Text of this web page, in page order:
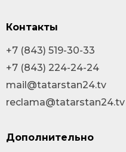
Контакты
+7 (843) 519-30-33
+7 (843) 224-24-24
mail@tatarstan24.tv
reclama@tatarstan24.tv
Дополнительно